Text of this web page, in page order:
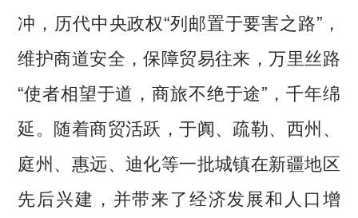
冲，历代中央政权“列邮置于要害之路”，
维护商道安全，保障贸易往来，万里丝路
“使者相望于道，商旅不绝于途”，千年绵
延。随着商贸活跃，于阗、疏勒、西州、
庭州、惠远、迪化等一批城镇在新疆地区
先后兴建，并带来了经济发展和人口增